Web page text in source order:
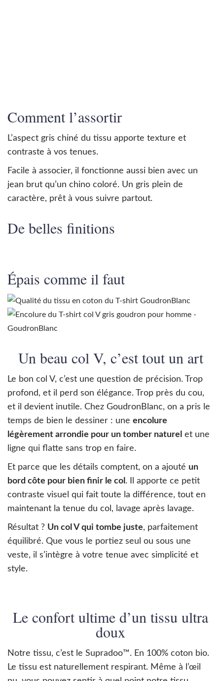
Comment l’assortir
L’aspect gris chiné du tissu apporte texture et
contraste à vos tenues.
Facile à associer, il fonctionne aussi bien avec un
jean brut qu’un chino coloré. Un gris plein de
caractère, prêt à vous suivre partout.
De belles finitions
Épais comme il faut
Un beau col V, c’est tout un art
Le bon col V, c’est une question de précision. Trop
profond, et il perd son élégance. Trop près du cou,
et il devient inutile. Chez GoudronBlanc, on a pris le
temps de bien le dessiner : une encolure
légèrement arrondie pour un tomber naturel et une
ligne qui flatte sans trop en faire.
Et parce que les détails comptent, on a ajouté un
bord côte pour bien finir le col . Il apporte ce petit
contraste visuel qui fait toute la différence, tout en
maintenant la tenue du col, lavage après lavage.
Résultat ? Un col V qui tombe juste, parfaitement
équilibré. Que vous le portiez seul ou sous une
veste, il s’intègre à votre tenue avec simplicité et
style.
Le confort ultime d’un tissu ultra
doux
Notre tissu, c’est le Supradoo™. En 100% coton bio.
Le tissu est naturellement respirant. Même à l’œil